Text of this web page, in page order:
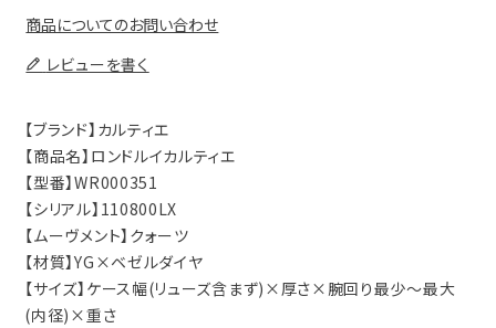
商品についてのお問い合わせ
レビューを書く
【ブランド】カルティエ
【商品名】ロンドルイカルティエ
【型番】WR000351
【シリアル】110800LX
【ムーヴメント】クォーツ
【材質】YG×ベゼルダイヤ
【サイズ】ケース幅(リューズ含まず)×厚さ×腕回り最少～最大
(内径)×重さ